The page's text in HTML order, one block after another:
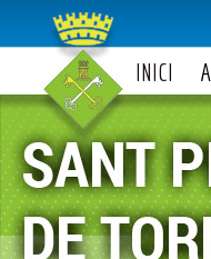
INICI